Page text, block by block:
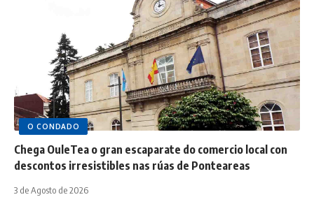
O CONDADO
Chega OuleTea o gran escaparate do comercio local con
descontos irresistibles nas rúas de Ponteareas
3 de Agosto de 2026